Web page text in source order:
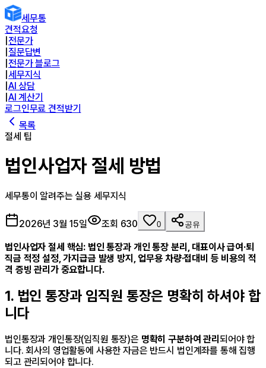
세무통
견적요청
전문가
질문답변
전문가 블로그
세무지식
AI 상담
AI 계산기
로그인무료 견적받기
목록
절세 팁
법인사업자 절세 방법
세무통이 알려주는 실용 세무지식
2026년 3월 15일 조회 630 0 공유
법인사업자 절세 핵심: 법인 통장과 개인 통장 분리, 대표이사 급여·퇴
직금 적정 설정, 가지급금 발생 방지, 업무용 차량·접대비 등 비용의 적
격 증빙 관리가 중요합니다.
1. 법인 통장과 임직원 통장은 명확히 하셔야 합
니다
법인통장과 개인통장(임직원 통장)은 명확히 구분하여 관리되어야 합
니다. 회사의 영업활동에 사용한 자금은 반드시 법인계좌를 통해 집행
되고 관리되어야 합니다.